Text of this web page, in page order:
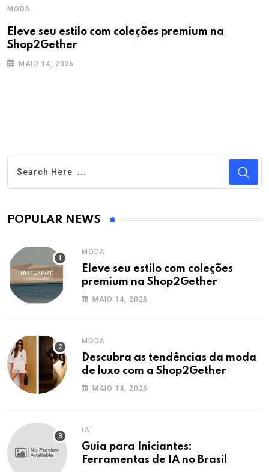
MODA
Eleve seu estilo com coleções premium na
Shop2Gether
MAIO 14, 2026
POPULAR NEWS
MODA
Eleve seu estilo com coleções
premium na Shop2Gether
MAIO 14, 2026
MODA
Descubra as tendências da moda
de luxo com a Shop2Gether
MAIO 14, 2026
IA
Guia para Iniciantes:
Ferramentas de IA no Brasil